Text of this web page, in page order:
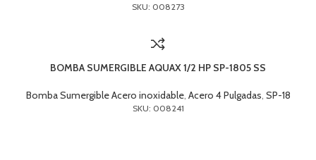
SKU: 008273
BOMBA SUMERGIBLE AQUAX 1/2 HP SP-1805 SS
Bomba Sumergible Acero inoxidable, Acero 4 Pulgadas, SP-18
SKU: 008241